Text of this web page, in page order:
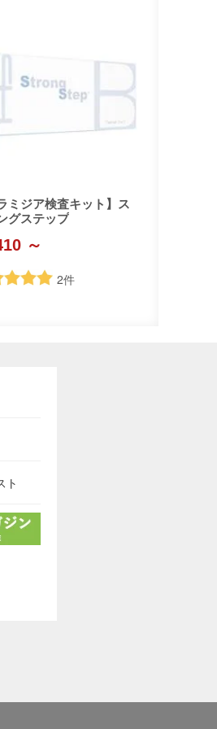
ミジア検査キット】ス
グステップ
～
2件
ト